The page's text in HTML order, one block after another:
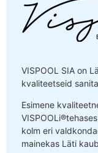
VISPOOL SIA on
kvaliteetseid
Esimene
kolm eri
mainekas Läti